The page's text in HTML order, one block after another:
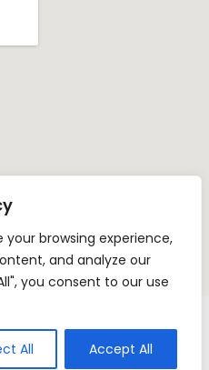
browsing experience,
and analyze our
you consent to our use
All Accept All
Dziennikarskiego.
zastrzeżone